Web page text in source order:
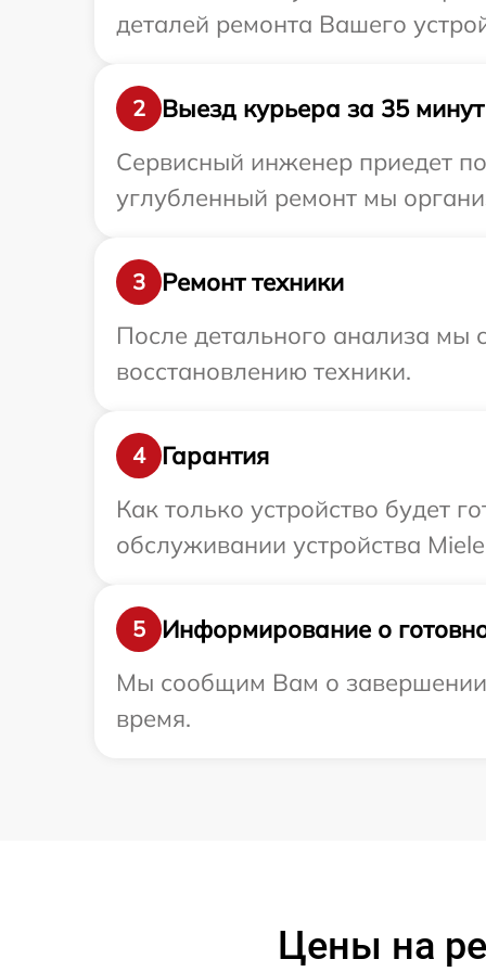
деталей ремонта Вашего
2
Выезд курьера за 35 минут
Сервисный инженер приедет
углубленный ремонт мы
3
Ремонт техники
После детального анализа мы
восстановлению техники.
4
Гарантия
Как только устройство будет
обслуживании устройства
5
Информирование о
Мы сообщим Вам о завершении
время.
Цены на